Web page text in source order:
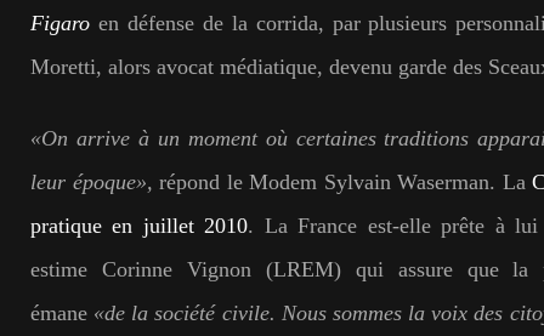
Figaro en défense de la corrida, par plusieurs
Moretti, alors avocat médiatique, devenu garde des
«On arrive à un moment où certaines traditions
leur époque»,répond le Modem Sylvain Waserman. La
pratique en juillet 2010. La France est-elle prête à
estime Corinne Vignon (LREM) qui assure que la
émane «de la société civile. Nous sommes la voix des